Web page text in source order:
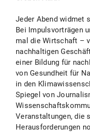
Jeder Abend widmet
Bei Impulsvorträgen
mal die Wirtschaft –
nachhaltigen
einer Bildung für
von Gesundheit für
in den
Spiegel von
Veranstaltungen, die
Herausforderungen